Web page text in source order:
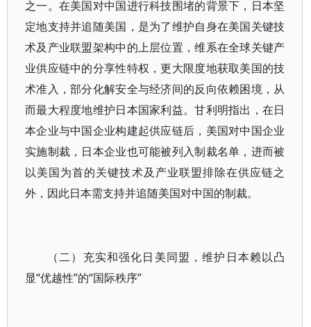
之一。在美国对中国进行科技围堵的背景下，日本坚
定地支持并追随美国，是为了维护自身在美国关键技
术及产业联盟架构中的上层位置，维系在全球关键产
业供应链中的分享性特权，更大限度地获取美国的技
术准入，部分化解安全与经济间的反向依赖困境，从
而最大程度地维护日本国家利益。甘利明指出，在日
本企业与中国企业构建起供应链后，美国对中国企业
实施制裁，日本企业也可能被列入制裁名单，进而被
以美国为首的关键技术及产业联盟排除在供应链之
外，因此日本需支持并追随美国对中国的制裁。
（二）充实和强化日美同盟，维护日本赖以凸
显“优越性”的“国际秩序”